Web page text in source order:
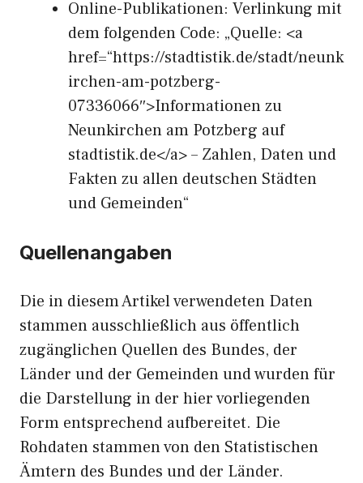
Online-Publikationen: Verlinkung mit
dem folgenden Code: „Quelle: <a
href=“https://stadtistik.de/stadt/neunk
irchen-am-potzberg-
07336066″>Informationen zu
Neunkirchen am Potzberg auf
stadtistik.de</a> – Zahlen, Daten und
Fakten zu allen deutschen Städten
und Gemeinden“
Quellenangaben
Die in diesem Artikel verwendeten Daten
stammen ausschließlich aus öffentlich
zugänglichen Quellen des Bundes, der
Länder und der Gemeinden und wurden für
die Darstellung in der hier vorliegenden
Form entsprechend aufbereitet. Die
Rohdaten stammen von den Statistischen
Ämtern des Bundes und der Länder.